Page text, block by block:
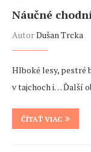
Náučné
AutorDušan Trcka
Hlboké lesy, pestré
v tajchoch i… Ďalší
ČÍTAŤ VIAC